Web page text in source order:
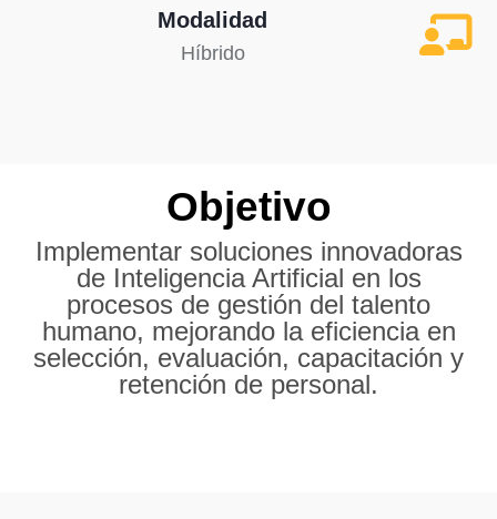
Modalidad
Híbrido
Objetivo
Implementar soluciones innovadoras
de Inteligencia Artificial en los
procesos de gestión del talento
humano, mejorando la eficiencia en
selección, evaluación, capacitación y
retención de personal.